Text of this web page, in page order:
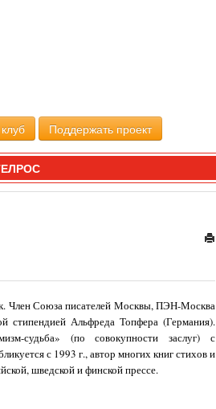
Поддержать проект
Член Союза писателей Москвы, ПЭН-Москва
Альфреда Топфера (Германия).
судьба» (по совокупности заслуг) с
с 1993 г., автор многих книг стихов и
шведской и финской прессе.